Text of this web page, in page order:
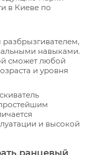
в Киеве по
навыками.
сможет любой
и уровня
и высокой